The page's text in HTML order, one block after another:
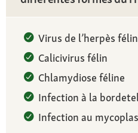
Virus de l’herpès
Calicivirus félin
Chlamydiose féline
Infection à la
Infection au